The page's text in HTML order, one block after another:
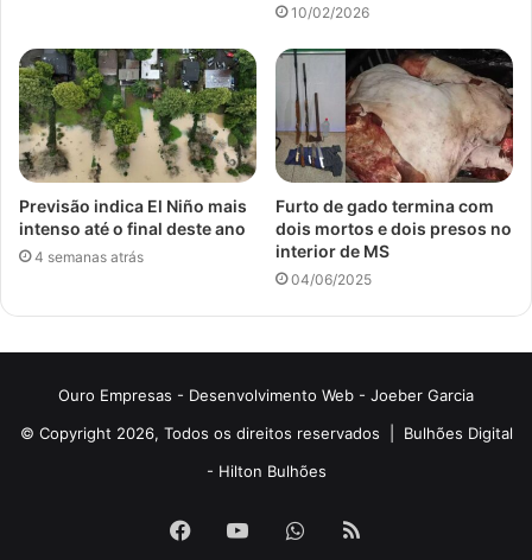
10/02/2026
Previsão indica El Niño mais
intenso até o final deste ano
4 semanas atrás
Furto de gado termina com
dois mortos e dois presos no
interior de MS
04/06/2025
Ouro Empresas - Desenvolvimento Web - Joeber Garcia
© Copyright 2026, Todos os direitos reservados | Bulhões Digital
- Hilton Bulhões
Facebook
YouTubeWhatsApp
RSS